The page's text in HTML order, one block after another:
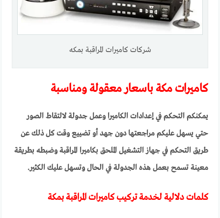
شركات كاميرات المراقبة بمكه
كاميرات مكة باسعار معقولة ومناسبة
يمكنكم التحكم في إعدادات الكاميرا وعمل جدولة لالتقاط الصور
حتي يسهل عليكم مراجعتها دون جهد أو تضييع وقت كل ذلك عن
طريق التحكم في جهاز التشغيل الملحق بكاميرا المراقبة وضبطه بطريقة
معينة تسمح بعمل هذه الجدولة في الحال وتسهل عليك الكثير.
كلمات دلالية لخدمة تركيب كاميرات المراقبة بمكة